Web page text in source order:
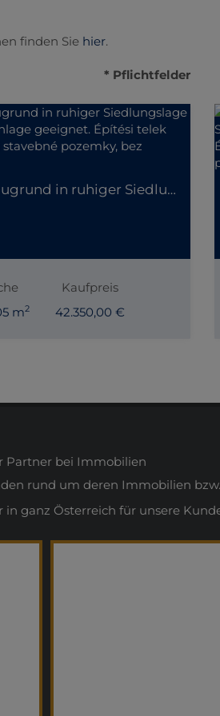
finden Sie hier.
* Pflichtfelder
Günstiger Baugrund in ruhiger Siedlungslage ! Auch als Geldanlage geeignet. Építési telek eladó! Na predaj stavebné pozemky, bez provízií!
m2
Kaufpreis
42.350,00 €
Partner bei Immobilien
rund um deren Immobilien
in ganz Österreich für unsere